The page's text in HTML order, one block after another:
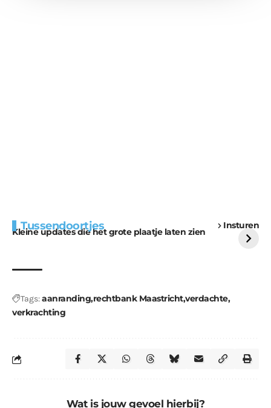
Tussendoortjes Insturen
Kleine updates die het grote plaatje laten zien
voor kabouters
uitdaging
Tags:aanrandingrechtbank Maastrichtverdachte
verkrachting
Wat is jouw gevoel hierbij?